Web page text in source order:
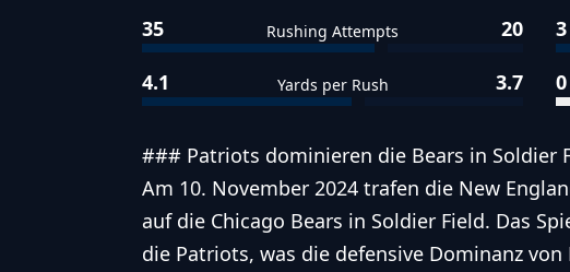
35 Rushing Attempts 20
4.1 Yards per Rush 3.7
3
0
### Patriots dominieren die Bears in Soldier
Am 10. November 2024 trafen die New
auf die Chicago Bears in Soldier Field. Das
die Patriots, was die defensive Dominanz